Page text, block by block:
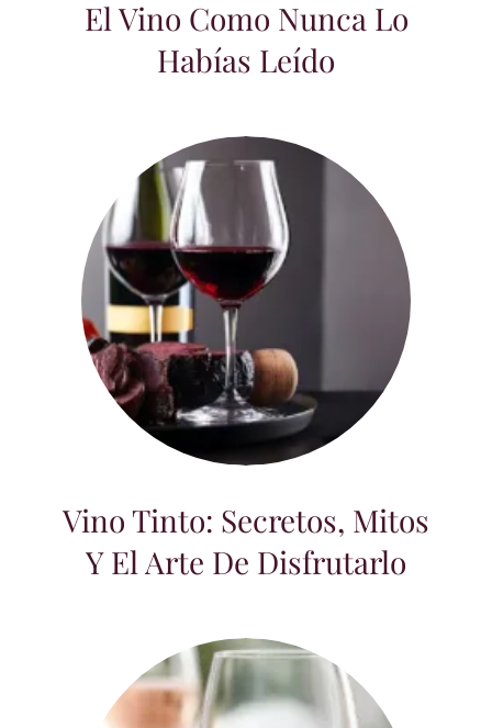
El Vino Como Nunca Lo
Habías Leído
Vino Tinto: Secretos, Mitos y el Arte de
Disfrutarlo
Vino Tinto: Secretos, Mitos
Y El Arte De Disfrutarlo